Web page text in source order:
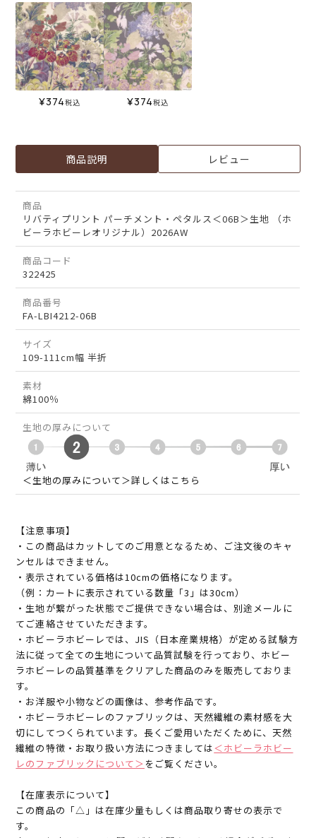
¥374税込 ¥374税込
商品説明 レビュー
商品
リバティプリント パーチメント・ペタルス＜06B＞生地 （ホ
ビーラホビーレオリジナル）2026AW
商品コード
322425
商品番号
FA-LBI4212-06B
サイズ
109-111cm幅 半折
素材
綿100％
生地の厚みについて
＜生地の厚みについて＞詳しくはこちら
【注意事項】
・この商品はカットしてのご用意となるため、ご注文後のキャ
ンセルはできません。
・表示されている価格は10cmの価格になります。
（例：カートに表示されている数量「3」は30cm）
・生地が繋がった状態でご提供できない場合は、別途メールに
てご連絡させていただきます。
・ホビーラホビーレでは、JIS（日本産業規格）が定める試験方
法に従って全ての生地について品質試験を行っており、ホビー
ラホビーレの品質基準をクリアした商品のみを販売しておりま
す。
・お洋服や小物などの画像は、参考作品です。
・ホビーラホビーレのファブリックは、天然繊維の素材感を大
切にしてつくられています。長くご愛用いただくために、天然
繊維の特徴・お取り扱い方法につきましては＜ホビーラホビー
レのファブリックについて＞ をご覧ください。
【在庫表示について】
この商品の「△」は在庫少量もしくは商品取り寄せの表示で
す。